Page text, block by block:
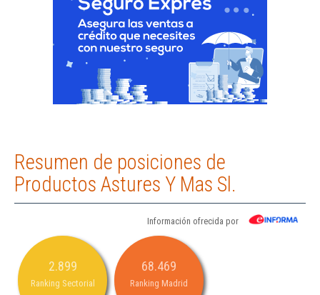
Resumen de posiciones de
Productos Astures Y Mas Sl.
Información ofrecida por
2.899
Ranking Sectorial
68.469
Ranking Madrid